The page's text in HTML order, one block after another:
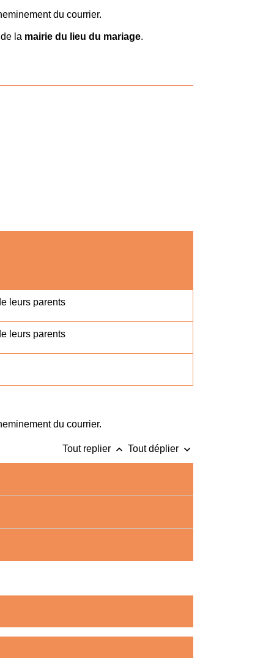
du courrier.
la mairie du lieu du mariage.
leurs parents
leurs parents
du courrier.
Tout replier keyboard_arrow_up Tout déplier keyboard_arrow_down